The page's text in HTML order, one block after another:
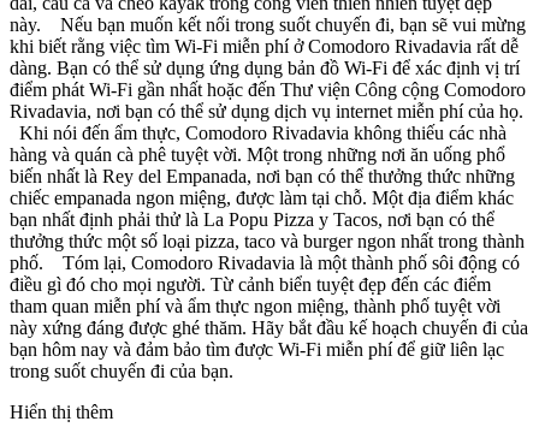
này. Nếu bạn muốn kết nối trong suốt chuyến đi, bạn sẽ vui mừng
khi biết rằng việc tìm Wi-Fi miễn phí ở Comodoro Rivadavia rất dễ
dàng. Bạn có thể sử dụng ứng dụng bản đồ Wi-Fi để xác định vị trí
điểm phát Wi-Fi gần nhất hoặc đến Thư viện Công cộng Comodoro
Rivadavia, nơi bạn có thể sử dụng dịch vụ internet miễn phí của họ.
Khi nói đến ẩm thực, Comodoro Rivadavia không thiếu các nhà
hàng và quán cà phê tuyệt vời. Một trong những nơi ăn uống phổ
biến nhất là Rey del Empanada, nơi bạn có thể thưởng thức những
chiếc empanada ngon miệng, được làm tại chỗ. Một địa điểm khác
bạn nhất định phải thử là La Popu Pizza y Tacos, nơi bạn có thể
thưởng thức một số loại pizza, taco và burger ngon nhất trong thành
phố. Tóm lại, Comodoro Rivadavia là một thành phố sôi động có
điều gì đó cho mọi người. Từ cảnh biển tuyệt đẹp đến các điểm
tham quan miễn phí và ẩm thực ngon miệng, thành phố tuyệt vời
này xứng đáng được ghé thăm. Hãy bắt đầu kế hoạch chuyến đi của
bạn hôm nay và đảm bảo tìm được Wi-Fi miễn phí để giữ liên lạc
trong suốt chuyến đi của bạn.
Hiển thị thêm